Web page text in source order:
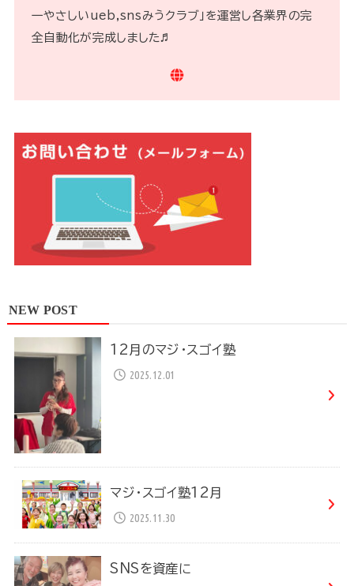
一やさしいueb,snsみうクラブ」を運営し各業界の完
全自動化が完成しました♬
NEW POST
12月のマジ・スゴイ塾
2025.12.01
マジ・スゴイ塾12月
2025.11.30
SNSを資産に